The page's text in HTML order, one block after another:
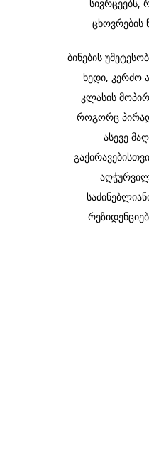
ცხოვრების
ბინების
ხედი, კერძო
კლასის
როგორც
ასევე